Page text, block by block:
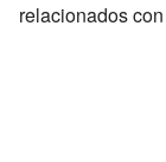
relacionados